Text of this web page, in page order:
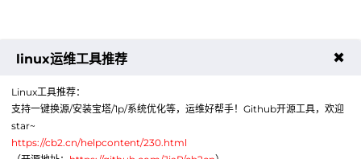
linux运维工具推荐 ✖
Linux工具推荐：
支持一键换源/安装宝塔/1p/系统优化等，运维好帮手！Github开源工具，欢迎
star~
https://cb2.cn/helpcontent/230.html